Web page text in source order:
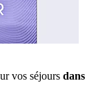
vos séjours dans